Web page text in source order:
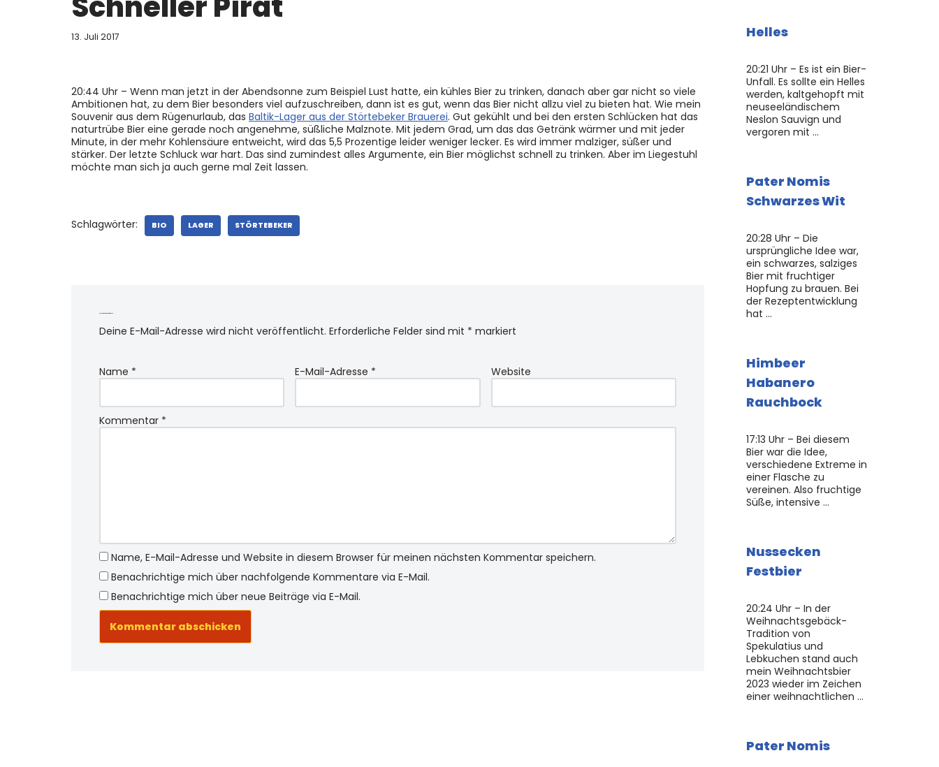
13. Juli 2017
20:44 Uhr – Wenn man jetzt in der Abendsonne zum Beispiel Lust hatte, ein kühles Bier zu trinken, danach aber gar nicht so viele
Ambitionen hat, zu dem Bier besonders viel aufzuschreiben, dann ist es gut, wenn das Bier nicht allzu viel zu bieten hat. Wie mein
Souvenir aus dem Rügenurlaub, das Baltik-Lager aus der Störtebeker Brauerei. Gut gekühlt und bei den ersten Schlücken hat das
naturtrübe Bier eine gerade noch angenehme, süßliche Malznote. Mit jedem Grad, um das das Getränk wärmer und mit jeder
Minute, in der mehr Kohlensäure entweicht, wird das 5,5 Prozentige leider weniger lecker. Es wird immer malziger, süßer und
stärker. Der letzte Schluck war hart. Das sind zumindest alles Argumente, ein Bier möglichst schnell zu trinken. Aber im Liegestuhl
möchte man sich ja auch gerne mal Zeit lassen.
Schlagwörter: BIO LAGER STÖRTEBEKER
Deine E-Mail-Adresse wird nicht veröffentlicht. Erforderliche Felder sind mit * markiert
Name * E-Mail-Adresse * Website
Kommentar *
Name, E-Mail-Adresse und Website in diesem Browser für meinen nächsten Kommentar speichern.
Benachrichtige mich über nachfolgende Kommentare via E-Mail.
Benachrichtige mich über neue Beiträge via E-Mail.
Helles
20:21 Uhr – Es ist ein Bier-
Unfall. Es sollte ein Helles
werden, kaltgehopft mit
neuseeländischem
Neslon Sauvign und
vergoren mit …
Pater Nomis
Schwarzes Wit
20:28 Uhr – Die
ursprüngliche Idee war,
ein schwarzes, salziges
Bier mit fruchtiger
Hopfung zu brauen. Bei
der Rezeptentwicklung
hat …
Himbeer
Habanero
Rauchbock
17:13 Uhr – Bei diesem
Bier war die Idee,
verschiedene Extreme in
einer Flasche zu
vereinen. Also fruchtige
Süße, intensive …
Nussecken
Festbier
20:24 Uhr – In der
Weihnachtsgebäck-
Tradition von
Spekulatius und
Lebkuchen stand auch
mein Weihnachtsbier
2023 wieder im Zeichen
einer weihnachtlichen …
Pater Nomis